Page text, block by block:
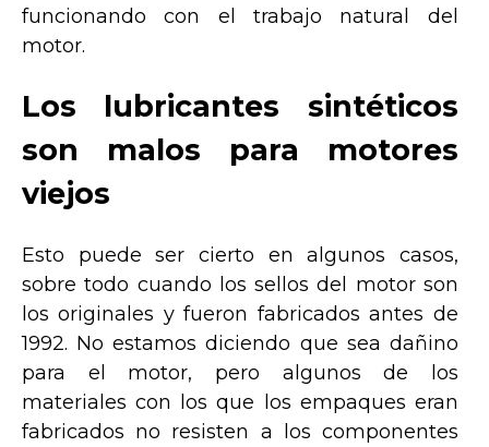
funcionando con el trabajo natural del
motor.
Los lubricantes sintéticos
son malos para motores
viejos
Esto puede ser cierto en algunos casos,
sobre todo cuando los sellos del motor son
los originales y fueron fabricados antes de
1992. No estamos diciendo que sea dañino
para el motor, pero algunos de los
materiales con los que los empaques eran
fabricados no resisten a los componentes